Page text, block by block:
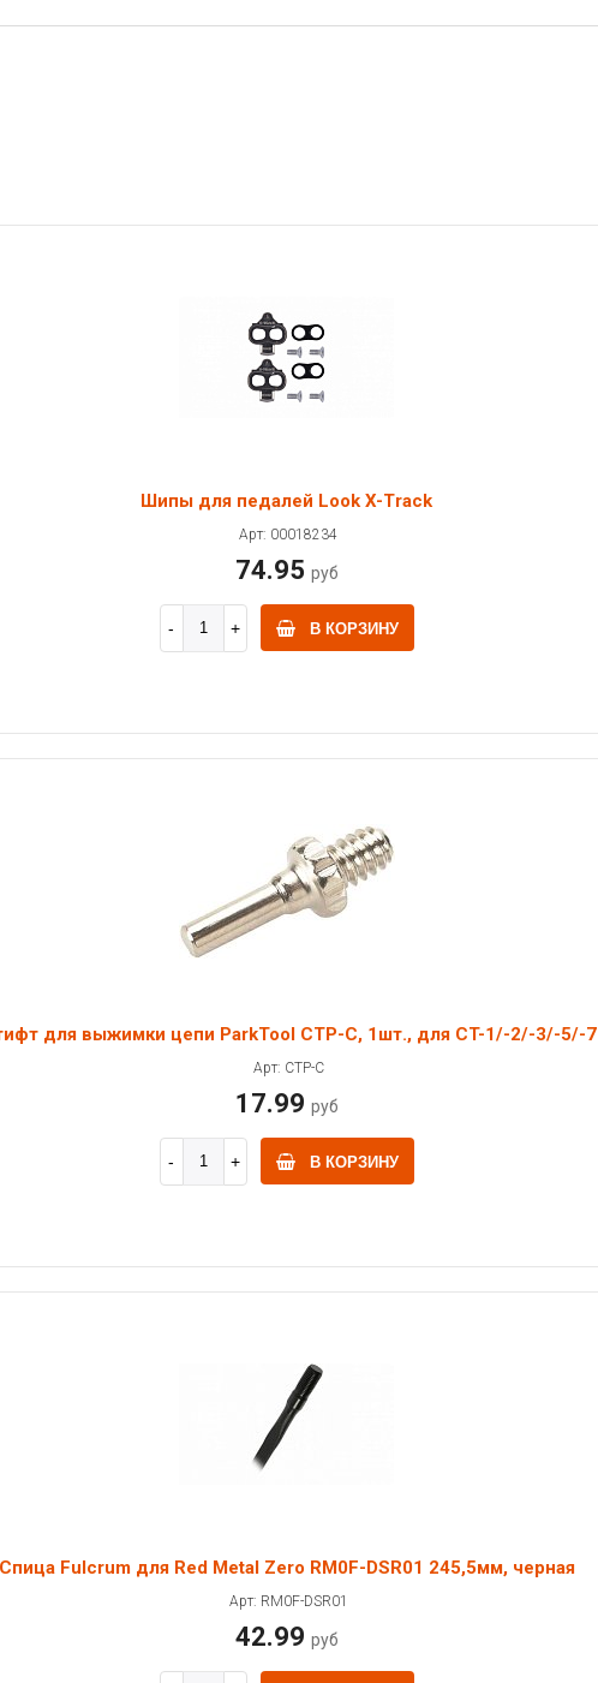
Шипы для педалей Look X-Track
Арт: 00018234
74.95 руб
В КОРЗИНУ
для выжимки цепи ParkTool CTP-C, 1шт., для CT-1/-2/-3/-5/-7
Арт: CTP-C
17.99 руб
В КОРЗИНУ
Спица Fulcrum для Red Metal Zero RM0F-DSR01 245,5мм, черная
Арт: RM0F-DSR01
42.99 руб